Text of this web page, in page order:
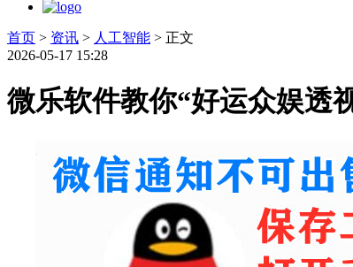
首页 > 资讯 > 人工智能 > 正文
2026-05-17 15:28
微乐软件教你“好运众娱透